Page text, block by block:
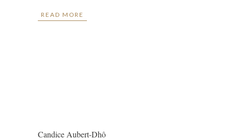
READ MORE
Candice Aubert-Dhô